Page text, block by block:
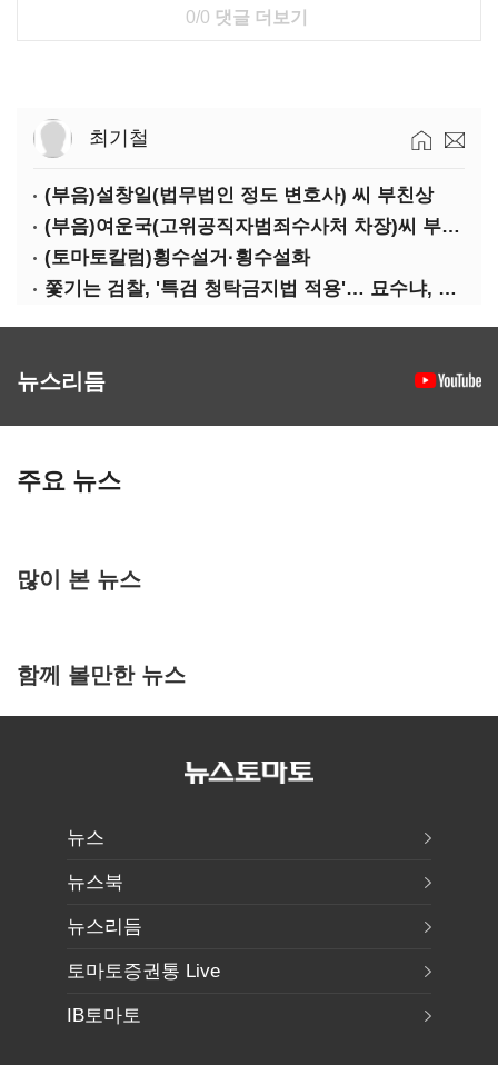
0/0 댓글 더보기
최기철
(부음)설창일(법무법인 정도 변호사) 씨 부친상
(부음)여운국(고위공직자범죄수사처 차장)씨 부친상
(토마토칼럼)횡수설거·횡수설화
쫓기는 검찰, '특검 청탁금지법 적용'… 묘수냐, 무리수냐
뉴스리듬
주요 뉴스
많이 본 뉴스
함께 볼만한 뉴스
뉴스
뉴스북
뉴스리듬
토마토증권통 Live
IB토마토